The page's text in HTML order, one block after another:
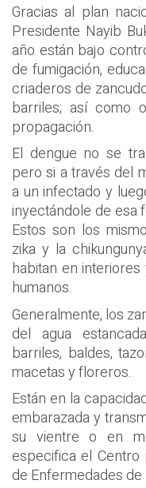
Gracias al plan
Presidente Nayib
año están bajo
de fumigación,
criaderos de
barriles; así como
propagación.
El dengue no se
pero si a través del
a un infectado y
inyectándole de esa
Estos son los
zika y la
habitan en
humanos.
Generalmente, los
del agua
barriles, baldes,
macetas y floreros.
Están en la
embarazada y
su vientre o en
especifica el
de Enfermedades de